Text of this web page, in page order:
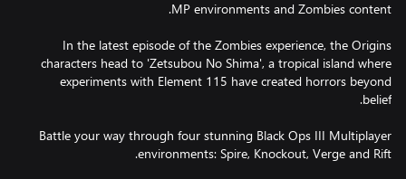
In the latest episode of the Zombies experience, the Origins
characters head to 'Zetsubou No Shima', a tropical island where
experiments with Element 115 have created horrors beyond
Battle your way through four stunning Black Ops III Multiplayer